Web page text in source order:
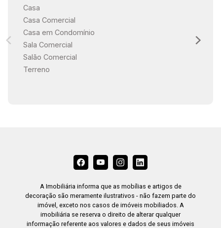
Casa
Casa Comercial
Casa em Condomínio
Sala Comercial
Salão Comercial
Terreno
A Imobiliária informa que as mobílias e artigos de
decoração são meramente ilustrativos - não fazem parte do
imóvel, exceto nos casos de imóveis mobiliados. A
imobiliária se reserva o direito de alterar qualquer
informação referente aos valores e dados de seus imóveis